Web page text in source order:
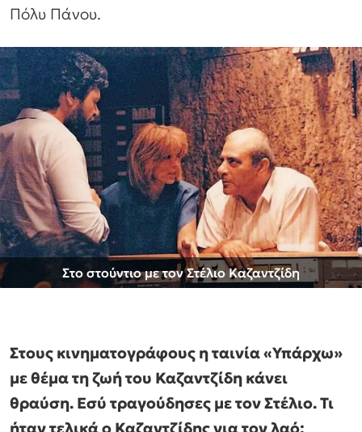
Πόλυ Πάνου.
Στο στούντιο με τον Στέλιο Καζαντζίδη
Στους κινηματογράφους η ταινία «Υπάρχω»
με θέμα τη ζωή του Καζαντζίδη κάνει
θραύση. Εσύ τραγούδησες με τον Στέλιο. Τι
ήταν τελικά ο Καζαντζίδης για τον λαό;